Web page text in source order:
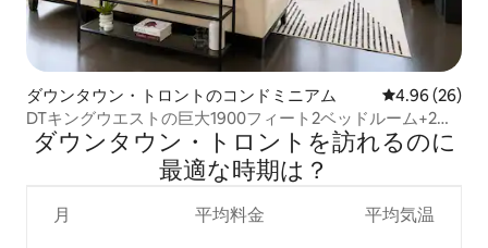
ダウンタウン・トロントのコンドミニアム レビュー26
4.96 (26)
DTキングウエストの巨大1900フィート2ベッドルーム+2バ
スルームロフトライブ/ワーク
ダウンタウン・トロントを訪⁠れ⁠るの⁠に
最⁠適⁠な時⁠期⁠は⁠？
月 平均料金 平均気温